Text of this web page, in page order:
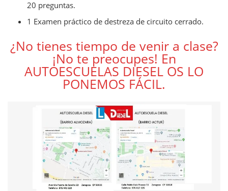
20 preguntas.
1 Examen práctico de destreza de circuito cerrado.
¿No tienes tiempo de venir a clase?
¡No te preocupes! En
AUTOESCUELAS DIESEL OS LO
PONEMOS FÁCIL.